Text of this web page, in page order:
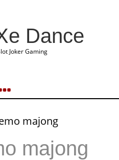
Dance
Joker Gaming
majong
majong